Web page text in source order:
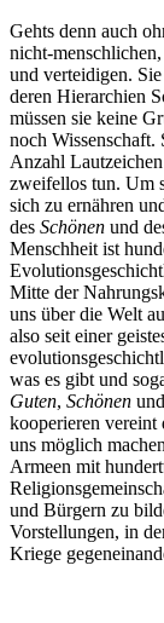
Gehts denn auch
nicht-
und verteidigen.
deren Hierarchien
müssen sie keine
noch Wissenschaft.
Anzahl
zweifellos tun. Um
sich zu ernähren
des Schönen und
Menschheit ist
Mitte der
uns über die Welt
also seit einer
was es gibt und
Guten, Schönen und
kooperieren vereint
uns möglich
Armeen mit
und Bürgern zu
Vorstellungen, in
Kriege